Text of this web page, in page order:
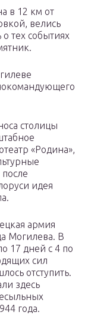
в 12 км от
велись
тех событиях
столицы
«Родина»,
идея
армия
Могилева. В
17 дней с 4 по
сил
отступить.
здесь
года.